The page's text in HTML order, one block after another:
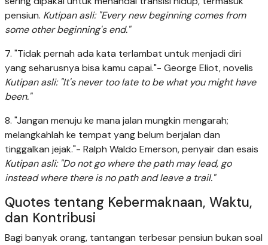
pensiun. Kutipan asli: "Every new beginning comes from
some other beginning's end."
7. "Tidak pernah ada kata terlambat untuk menjadi diri
yang seharusnya bisa kamu capai."- George Eliot, novelis
Kutipan asli: "It's never too late to be what you might have
been."
8. "Jangan menuju ke mana jalan mungkin mengarah;
melangkahlah ke tempat yang belum berjalan dan
tinggalkan jejak."- Ralph Waldo Emerson, penyair dan esais
Kutipan asli: "Do not go where the path may lead, go
instead where there is no path and leave a trail."
Quotes tentang Kebermaknaan, Waktu,
dan Kontribusi
Bagi banyak orang, tantangan terbesar pensiun bukan soal